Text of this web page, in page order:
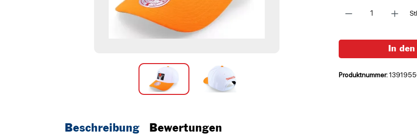
In
Produktnummer:
Beschreibung Bewertungen